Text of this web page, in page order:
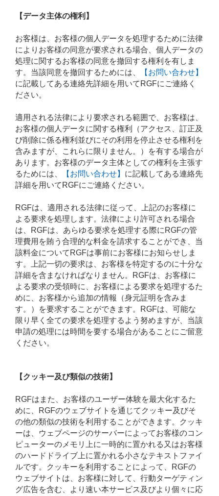
【データ主体の権利】
お客様は、お客様の個人データを処理するために法律
によりお客様の同意が要求される場合、個人データの
処理に関するお客様の同意を撤回する権利を有しま
す。当該同意を撤回するためには、
【お問い合わせ】
に記載してある連絡先詳細を用いてRGFにご連絡く
ださい。
適用される法律により要求される範囲で、お客様は、
お客様の個人データに関する権利（アクセス、訂正及
び削除に係る権利並びにその利用を停止させる権利を
含みますが、これらに限りません。）を有する場合が
あります。お客様のデータ主体としての権利を主張す
るためには、
【お問い合わせ】 に記載してある連絡先
詳細を用いてRGFにご連絡ください。
RGFは、適用される法律に従って、上記のお客様に
よる要求を処理します。法律により許可される場合
は、RGFは、あらゆる要求を処理する際にRGFの管
理費用を賄う合理的な料金を請求することができ、当
該料金についてRGFは事前にお客様にお知らせしま
す。上記一切の要求は、お客様を特定するのに十分な
詳細を含まなければなりません。RGFは、お客様に
よる要求の受領時に、お客様による要求を処理するた
めに、お客様から追加の情報（身元証明を含みま
す。）を要求することができます。RGFは、可能な
限り早く全ての要求を処理するよう努めますが、当該
申請の処理には時間を要する場合があることにご留意
ください。
【クッキー及び類似の技術】
RGFはまた、お客様のユーザー体験を最大化するた
めに、RGFのウェブサイトを通じてクッキー及びそ
の他の類似の技術を利用することができます。クッキ
ーは、ウェブページのサーバーによってお客様のコン
ピューターのメモリ上に一時的に置かれる又はお客様
のハードドライブ上に置かれる小さなテキストファイ
ルです。クッキーを利用することによって、RGFの
ウェブサイトは、お客様に対して、行動ターゲティン
グ広告を含む、より速い本サービス及びより個々に応